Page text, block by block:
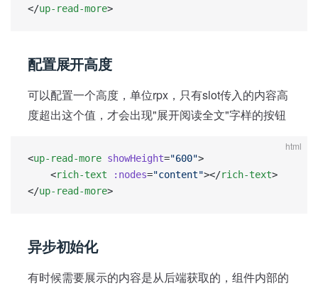
</up-read-more>
配置展开高度
可以配置一个高度，单位rpx，只有slot传入的内容高
度超出这个值，才会出现"展开阅读全文"字样的按钮
html
<up-read-more showHeight="600">
    <
rich-text :nodes="content"></rich-text>
</up-read-more>
异步初始化
有时候需要展示的内容是从后端获取的，组件内部的